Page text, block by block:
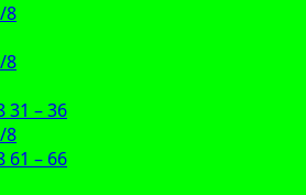
8
8
31 – 36
8
61 – 66